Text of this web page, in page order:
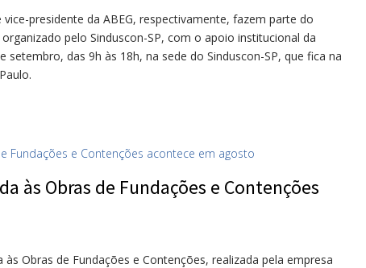
presidente da ABEG, respectivamente, fazem parte do
pelo Sinduscon-SP, com o apoio institucional da
setembro, das 9h às 18h, na sede do Sinduscon-SP, que fica na
às Obras de Fundações e Contenções
Obras de Fundações e Contenções, realizada pela empresa